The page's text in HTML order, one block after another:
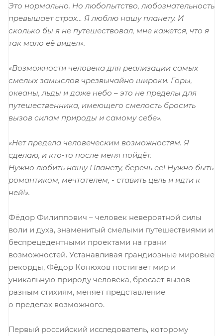
Это нормально. Но любопытство, любознательность
превышает страх… Я люблю нашу планету. И
сколько бы я не путешествовал, мне кажется, что я
так мало её видел».
«Возможности человека для реализации самых
смелых замыслов чрезвычайно широки. Горы,
океаны, льды и даже небо – это не пределы для
путешественника, имеющего смелость бросить
вызов силам природы и самому себе».
«Нет предела человеческим возможностям. Я
сделаю, и кто-то после меня пойдёт.
Нужно любить нашу Планету, беречь её! Нужно быть
романтиком, мечтателем, - ставить цель и идти к
ней!».
Фёдор Филиппович – человек невероятной силы
воли и духа, знаменитый смелыми путешествиями и
беспрецедентными проектами на грани
возможностей. Устанавливая грандиозные мировые
рекорды, Фёдор Конюхов постигает мир и
уникальную природу человека, бросает вызов
разным стихиям, меняет представление
о пределах возможного.
Первый российский исследователь, которому